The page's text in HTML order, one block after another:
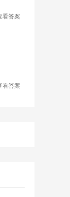
看答案
看答案